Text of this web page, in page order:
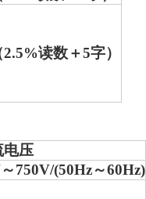
读数＋5字）
电压
750V/(50Hz～60Hz)